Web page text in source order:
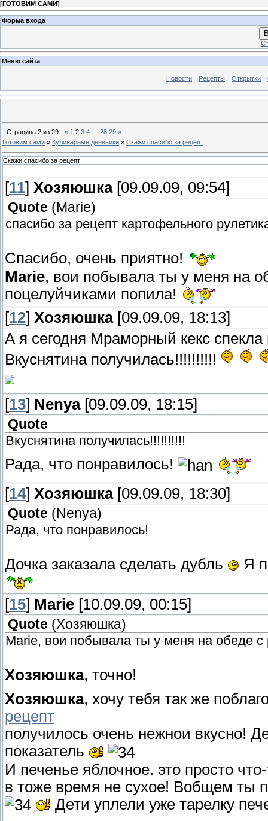
[ГОТОВИМ САМИ]
Форма входа
Меню сайта
Новости Рецепты Открытки
Страница 2 из 29 « 1 2 3 4 28 29 »
Готовим сами » Кулинарные дневники » Скажи спасибо за рецепт
Скажи спасибо за рецепт
[11] Хозяюшка[09.09.09, 09:54]
Quote (Marie)
спасибо за рецепт картофельного
Спасибо, очень приятно!
Marie, вои побывала ты у меня на
поцелуйчиками попила!
[12] Хозяюшка[09.09.09, 18:13]
А я сегодня Мраморный кекс
Вкуснятина получилась!!!!!!!!!!
[13] Nenya[09.09.09, 18:15]
Quote
Вкуснятина получилась!!!!!!!!!!
Рада, что понравилось!
[14] Хозяюшка[09.09.09, 18:30]
Quote (Nenya)
Рада, что понравилось!
Дочка заказала сделать дубль Я
[15] Marie [10.09.09, 00:15]
Quote (Хозяюшка)
Marie, вои побывала ты у меня на обеде с
Хозяюшка, точно!
Хозяюшка, хочу тебя так же
рецепт
получилось очень нежнои вкусно!
показатель
И печенье яблочное. это просто
в тоже время не сухое! Вобщем ты
Дети уплели уже тарелку